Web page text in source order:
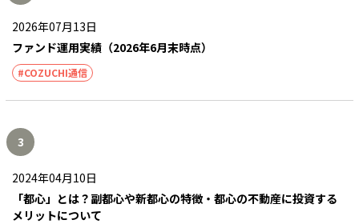
2026年07月13日
ファンド運用実績（2026年6月末時点）
#COZUCHI通信
3
2024年04月10日
「都心」とは？副都心や新都心の特徴・都心の不動産に投資する
メリットについて